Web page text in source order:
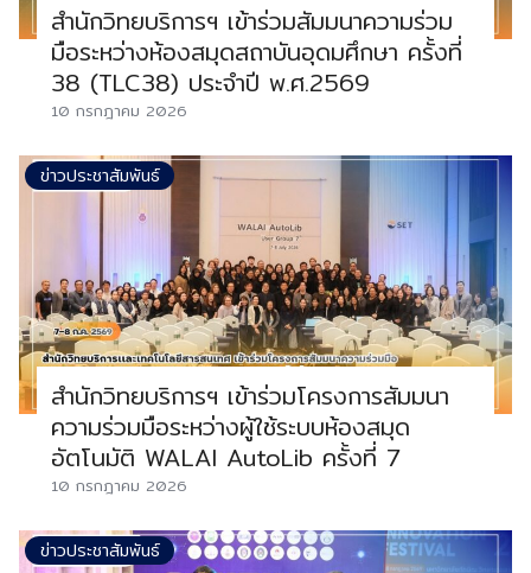
สำนักวิทยบริการฯ เข้าร่วมสัมมนาความร่วม
มือระหว่างห้องสมุดสถาบันอุดมศึกษา ครั้งที่
38 (TLC38) ประจำปี พ.ศ.2569
10 กรกฎาคม 2026
ข่าวประชาสัมพันธ์
สำนักวิทยบริการฯ เข้าร่วมโครงการสัมมนา
ความร่วมมือระหว่างผู้ใช้ระบบห้องสมุด
อัตโนมัติ WALAI AutoLib ครั้งที่ 7
10 กรกฎาคม 2026
ข่าวประชาสัมพันธ์